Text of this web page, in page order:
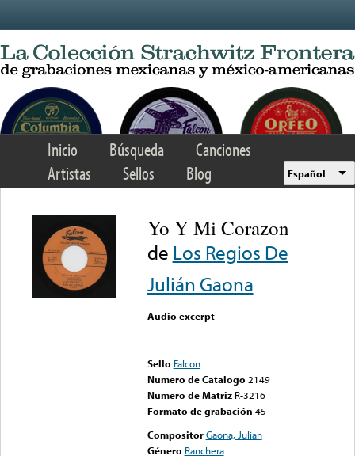
Inicio Búsqueda
Canciones
Artistas
Sellos Blog Español
Yo Y Mi Corazon
de Los Regios De
Julián Gaona
Audio excerpt
Sello Falcon
Numero de Catalogo 2149
Numero de Matriz R-3216
Formato de grabación 45
Compositor Gaona, Julian
Género Ranchera